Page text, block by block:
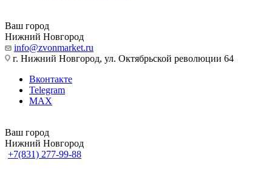
Ваш город
Нижний Новгород
info@zvonmarket.ru
г. Нижний Новгород, ул. Октябрьской революции 64
Вконтакте
Telegram
MAX
Ваш город
Нижний Новгород
+7(831) 277-99-88